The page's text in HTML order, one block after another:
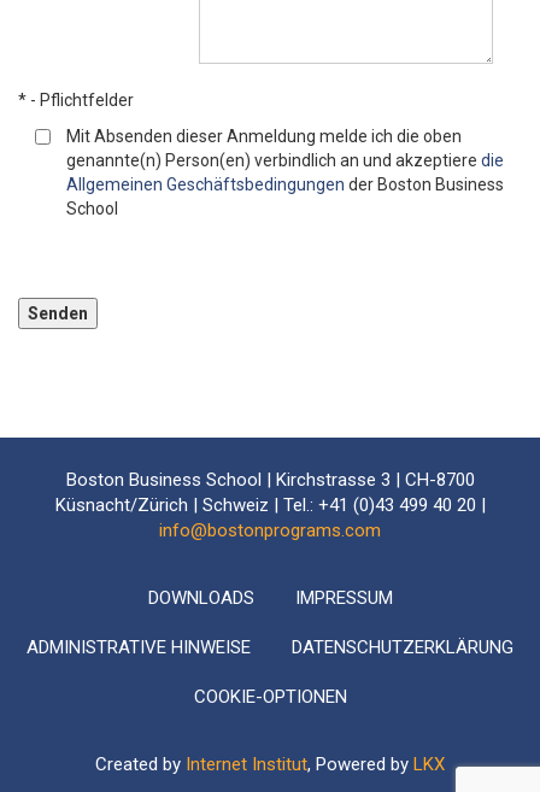
* - Pflichtfelder
Mit Absenden dieser Anmeldung melde ich die oben
genannte(n) Person(en) verbindlich an und akzeptiere die
Allgemeinen Geschäftsbedingungen der Boston Business
School
Boston Business School | Kirchstrasse 3 | CH-8700
Küsnacht/Zürich | Schweiz | Tel.: +41 (0)43 499 40 20 |
info@bostonprograms.com
DOWNLOADS IMPRESSUM
ADMINISTRATIVE HINWEISE DATENSCHUTZERKLÄRUNG
COOKIE-OPTIONEN
Created by Internet Institut, Powered by LKX